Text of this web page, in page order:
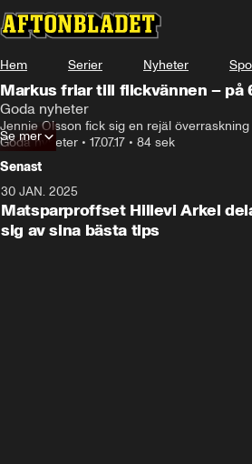
Hem Serier Nyheter
Markus friar till flickvännen – på
Goda nyheter
Jennie Olsson fick sig en rejäl
Goda nyheter • 17.07.17 • 84 sek
Se mer
Senast
30 JAN. 2025
Matsparproffset Hillevi Arkel
sig av sina bästa tips